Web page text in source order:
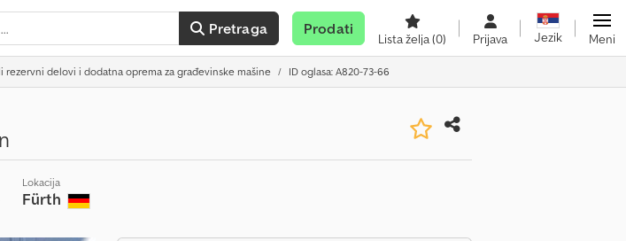
Pretraga Prodati
Lista želja(0) Prijava Jezik Meni
rezervni delovi i dodatna oprema za građevinske mašine ID oglasa: A820-73-66
Lokacija
Fürth